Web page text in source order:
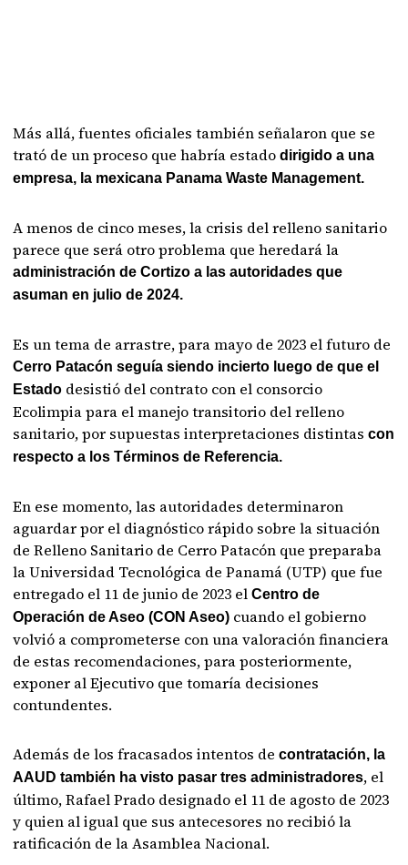
Más allá, fuentes oficiales también señalaron que se
trató de un proceso que habría estado dirigido a una
empresa, la mexicana Panama Waste Management.
A menos de cinco meses, la crisis del relleno sanitario
parece que será otro problema que heredará la
administración de Cortizo a las autoridades que
asuman en julio de 2024.
Es un tema de arrastre, para mayo de 2023 el futuro de
Cerro Patacón seguía siendo incierto luego de que el
Estado desistió del contrato con el consorcio
Ecolimpia para el manejo transitorio del relleno
sanitario, por supuestas interpretaciones distintas con
respecto a los Términos de Referencia.
En ese momento, las autoridades determinaron
aguardar por el diagnóstico rápido sobre la situación
de Relleno Sanitario de Cerro Patacón que preparaba
la Universidad Tecnológica de Panamá (UTP) que fue
entregado el 11 de junio de 2023 elCentro de
Operación de Aseo (CON Aseo) cuando el gobierno
volvió a comprometerse con una valoración financiera
de estas recomendaciones, para posteriormente,
exponer al Ejecutivo que tomaría decisiones
contundentes.
Además de los fracasados intentos decontratación, la
AAUD también ha visto pasar tres administradores, el
último, Rafael Prado designado el 11 de agosto de 2023
y quien al igual que sus antecesores no recibió la
ratificación de la Asamblea Nacional.